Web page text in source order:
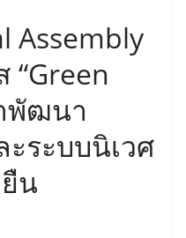
Assembly
“Green
พัฒนา
ระบบนิเวศ
น